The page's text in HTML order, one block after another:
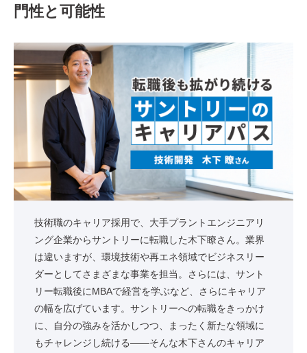
門性と可能性
技術職のキャリア採用で、大手プラントエンジニアリ
ング企業からサントリーに転職した木下瞭さん。業界
は違いますが、環境技術や再エネ領域でビジネスリー
ダーとしてさまざまな事業を担当。さらには、サント
リー転職後にMBAで経営を学ぶなど、さらにキャリア
の幅を広げています。サントリーへの転職をきっかけ
に、自分の強みを活かしつつ、まったく新たな領域に
もチャレンジし続ける——そんな木下さんのキャリア